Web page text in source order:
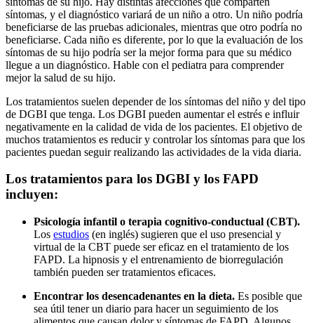
síntomas, y el diagnóstico variará de un niño a otro. Un niño podría
beneficiarse de las pruebas adicionales, mientras que otro podría no
beneficiarse. Cada niño es diferente, por lo que la evaluación de los
síntomas de su hijo podría ser la mejor forma para que su médico
llegue a un diagnóstico. Hable con el pediatra para comprender
mejor la salud de su hijo.
Los tratamientos suelen depender de los síntomas del niño y del tipo
de DGBI que tenga. Los DGBI pueden aumentar el estrés e influir
negativamente en la calidad de vida de los pacientes. El objetivo de
muchos tratamientos es reducir y controlar los síntomas para que los
pacientes puedan seguir realizando las actividades de la vida diaria.
Los tratamientos para los DGBI y los FAPD
incluyen:
Psicología infantil o terapia cognitivo-conductual (CBT).
Los estudios (en inglés) sugieren que el uso presencial y
virtual de la CBT puede ser eficaz en el tratamiento de los
FAPD. La hipnosis y el entrenamiento de biorregulación
también pueden ser tratamientos eficaces.
Encontrar los desencadenantes en la dieta. Es posible que
sea útil tener un diario para hacer un seguimiento de los